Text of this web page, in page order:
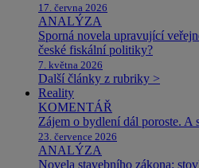
17. června 2026
ANALÝZA
Sporná novela upravující
české fiskální politiky?
7. května 2026
Další články z rubriky >
Reality
KOMENTÁŘ
Zájem o bydlení dál poroste. A
23. července 2026
ANALÝZA
Novela stavebního zákona: